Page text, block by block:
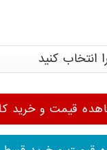
قیمت و خرید